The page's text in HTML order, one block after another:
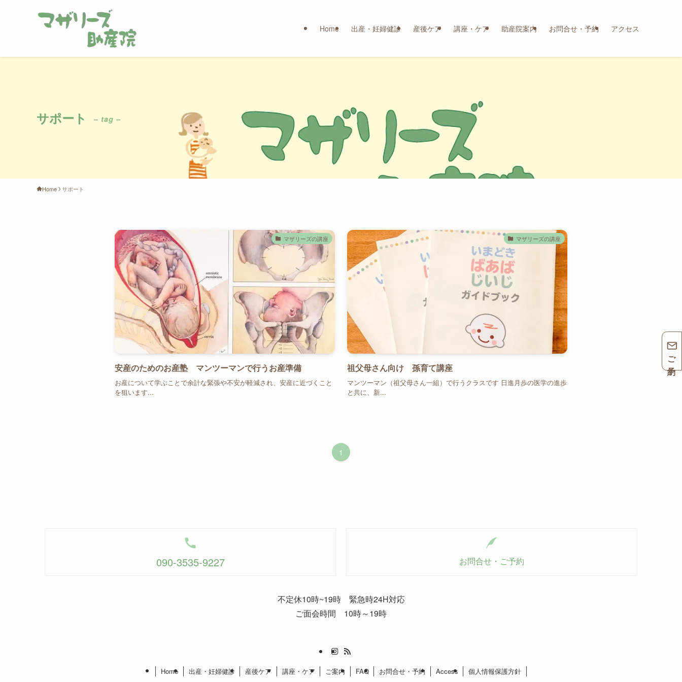
Home 出産・妊婦健診 産後ケア 講座・ケア 助産院案内 お問合せ・予約 アクセス
サポート – tag –
Home サポート
マザリーズの講座
安産のためのお産塾 マンツーマンで行うお産準備
お産について学ぶことで余計な緊張や不安が軽減され、安産に近づくこと
を狙います...
マザリーズの講座
祖父母さん向け 孫育て講座
マンツーマン（祖父母さん一組）で行うクラスです 日進月歩の医学の進歩
と共に、新...
1
ご予約
090-3535-9227 お問合せ・ご予約
不定休10時~19時 緊急時24H対応
ご面会時間 10時～19時
Home 出産・妊婦健診 産後ケア 講座・ケア ご案内 FAQ お問合せ・予約 Access 個人情報保護方針